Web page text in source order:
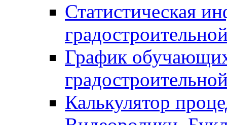
Статистическая
График
Калькулятор